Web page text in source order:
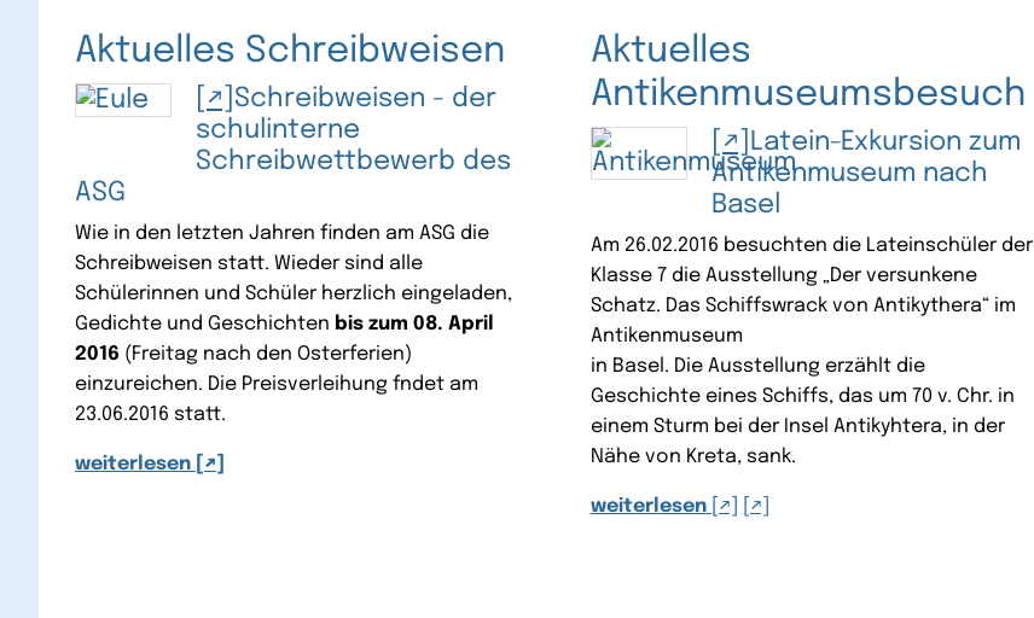
Aktuelles Schreibweisen
Schreibweisen - der
schulinterne
Schreibwettbewerb des
ASG
Wie in den letzten Jahren finden am ASG die
Schreibweisen statt. Wieder sind alle
Schülerinnen und Schüler herzlich eingeladen,
Gedichte und Geschichten bis zum 08. April
2016 (Freitag nach den Osterferien)
einzureichen. Die Preisverleihung fndet am
23.06.2016 statt.
weiterlesen
Aktuelles
Antikenmuseumsbesuch
Latein-Exkursion zum
Antikenmuseum nach
Basel
Am 26.02.2016 besuchten die Lateinschüler der
Klasse 7 die Ausstellung „Der versunkene
Schatz. Das Schiffswrack von Antikythera“ im
Antikenmuseum
in Basel. Die Ausstellung erzählt die
Geschichte eines Schiffs, das um 70 v. Chr. in
einem Sturm bei der Insel Antikyhtera, in der
Nähe von Kreta, sank.
weiterlesen